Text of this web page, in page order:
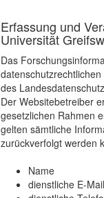
Erfassung und
Universität
Das
des
Der Websitebetreiber
gesetzlichen Rahmen
gelten sämtliche
zurückverfolgt werden
Name
dienstliche E-